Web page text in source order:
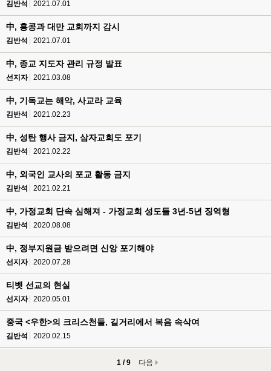
김반석 2021.07.01
中, 홍콩과 대만 교회까지 감시
김반석 2021.07.01
中, 종교 지도자 관리 규정 발표
선지자 2021.03.08
中, 기독교는 해악, 사교라 교육
김반석 2021.02.23
中, 성탄 행사 금지, 삼자교회도 포기
김반석 2021.02.22
中, 외국인 교사의 포교 활동 금지
김반석 2021.02.21
中, 가정교회 단속 심해져 - 가정교회 성도들 3년-5년 징역형
김반석 2020.08.08
中, 정부지원금 받으려면 신앙 포기해야
선지자 2020.07.28
티벳 선교의 현실
선지자 2020.05.01
중국 <우한>의 크리스천들, 길거리에서 복음 속삭여
김반석 2020.02.15
1 / 9 다음